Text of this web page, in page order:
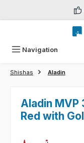
Zum Hauptinhalt springen
Navigation
Shishas Aladin
Aladin MVP
Red with